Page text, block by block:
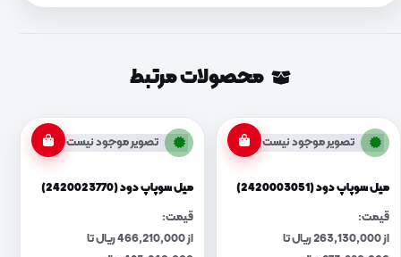
محصولات مرتبط
تصویر موجود نیست
میل سوپاپ دود (2420003051)
قیمت:
از 263,130,000 ریال تا
تصویر موجود نیست
میل سوپاپ دود (2420023770)
قیمت:
از 466,210,000 ریال تا